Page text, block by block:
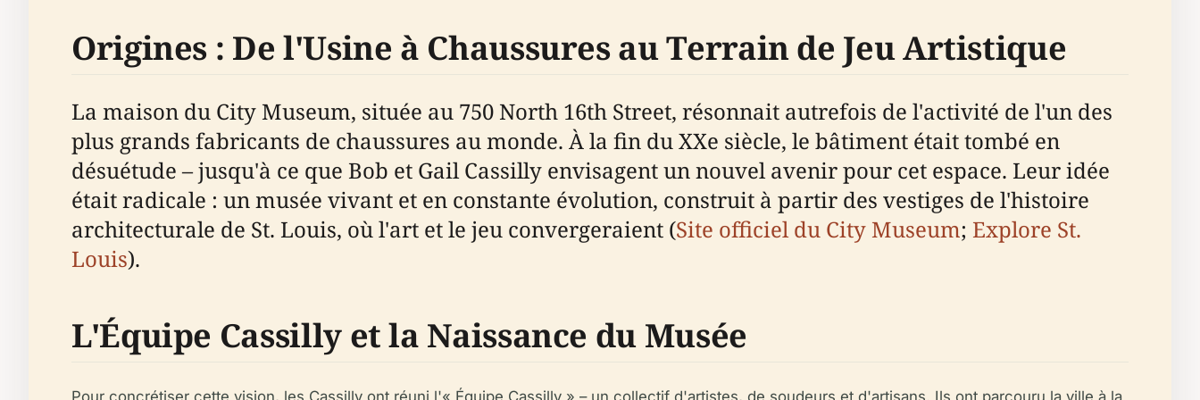
Origines : De l'Usine à Chaussures au Terrain de Jeu Artistique
La maison du City Museum, située au 750 North 16th Street, résonnait autrefois de l'activité de l'un des
plus grands fabricants de chaussures au monde. À la fin du XXe siècle, le bâtiment était tombé en
désuétude – jusqu'à ce que Bob et Gail Cassilly envisagent un nouvel avenir pour cet espace. Leur idée
était radicale : un musée vivant et en constante évolution, construit à partir des vestiges de l'histoire
architecturale de St. Louis, où l'art et le jeu convergeraient (Site officiel du City Museum; Explore St.
Louis).
L'Équipe Cassilly et la Naissance du Musée